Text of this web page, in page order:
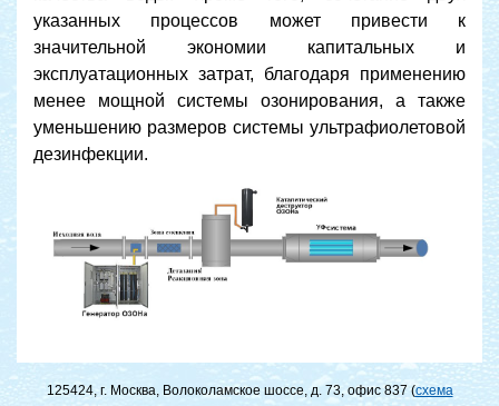
указанных процессов может привести к
значительной экономии капитальных и
эксплуатационных затрат, благодаря применению
менее мощной системы озонирования, а также
уменьшению размеров системы ультрафиолетовой
дезинфекции.
125424, г. Москва, Волоколамское шоссе, д. 73, офис 837 (схема